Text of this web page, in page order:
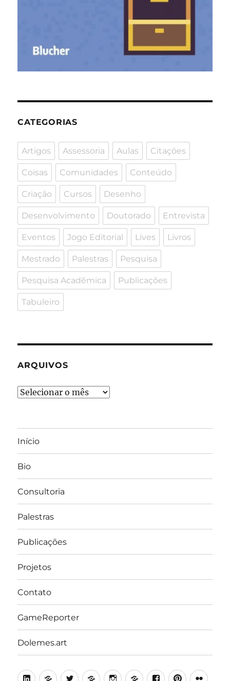
CATEGORIAS
Artigos Assessoria Aulas Citações
Coisas Comunidades Conteúdo
Criação Cursos Desenho
Desenvolvimento Doutorado Entrevista
Eventos Jogo Editorial Lives Livros
Mestrado Palestras Pesquisa
Pesquisa Acadêmica Publicações
Tabuleiro
ARQUIVOS
Arquivos
Início
Bio
Consultoria
Palestras
Publicações
Projetos
Contato
GameReporter
Dolemes.art
LinkedIn
LattesTwitterMediumInstagram
BehanceFacebook
PinterestFlickr